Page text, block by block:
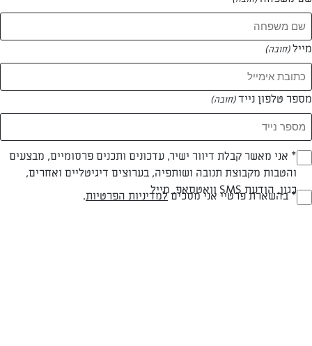
0 מתכונים
המאמרים של חן אלקובי
מייל(חובה)
מספר טלפון נייד(חובה)
Opt_In
(חובה)
* אני מאשר קבלת דיוור ישיר, עדכונים ותכנים פרסומיים, מבצעים
והטבות מקבוצת תנובה ושותפיה, בערוצים דיגיטליים ואחרים,
כגון, הודעת SMS וואטסאפ, מייל
RegulationsApproved
* בהשארת פרטיי אני מסכיםלמדיניות הפרטיות.